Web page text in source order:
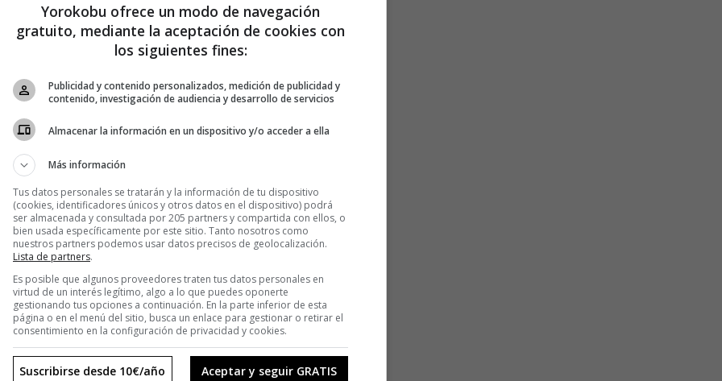
con la que yo no estoy muy de acuerdo.
eso coincidimos.
bello que es esto, pero tú, como científico, lo desmontas
para mí y para otras personas, creo yo.
apreciar la belleza de una flor.
lo que ve él.
acciones que tienen lugar en su interior y que
Yorokobu ofrece un modo de navegación
gratuito, mediante la aceptación de cookies con
los siguientes fines:
Publicidad y contenido personalizados, medición de publicidad y
contenido, investigación de audiencia y desarrollo de servicios
Almacenar la información en un dispositivo y/o acceder a ella
Más información
Tus datos personales se tratarán y la información de tu dispositivo
(cookies, identificadores únicos y otros datos en el dispositivo) podrá
ser almacenada y consultada por 205 partners y compartida con ellos, o
bien usada específicamente por este sitio. Tanto nosotros como
nuestros partners podemos usar datos precisos de geolocalización.
Lista de partners.
Es posible que algunos proveedores traten tus datos personales en
virtud de un interés legítimo, algo a lo que puedes oponerte
gestionando tus opciones a continuación. En la parte inferior de esta
página o en el menú del sitio, busca un enlace para gestionar o retirar el
consentimiento en la configuración de privacidad y cookies.
Aceptar y seguir GRATIS
Suscribirse desde 10€/año